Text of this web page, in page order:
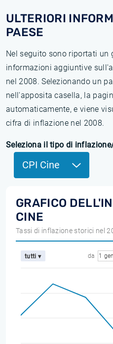
ULTERIORI
PAESE
Nel seguito sono riportati un
informazioni aggiuntive
nel 2008. Selezionando un
nell'apposita casella, la
automaticamente, e viene
cifra di inflazione nel 2008.
Seleziona il tipo di
CPI Cine
GRAFICO
CINE
Tassi di inflazione storici nel
tutti ▾ da 1